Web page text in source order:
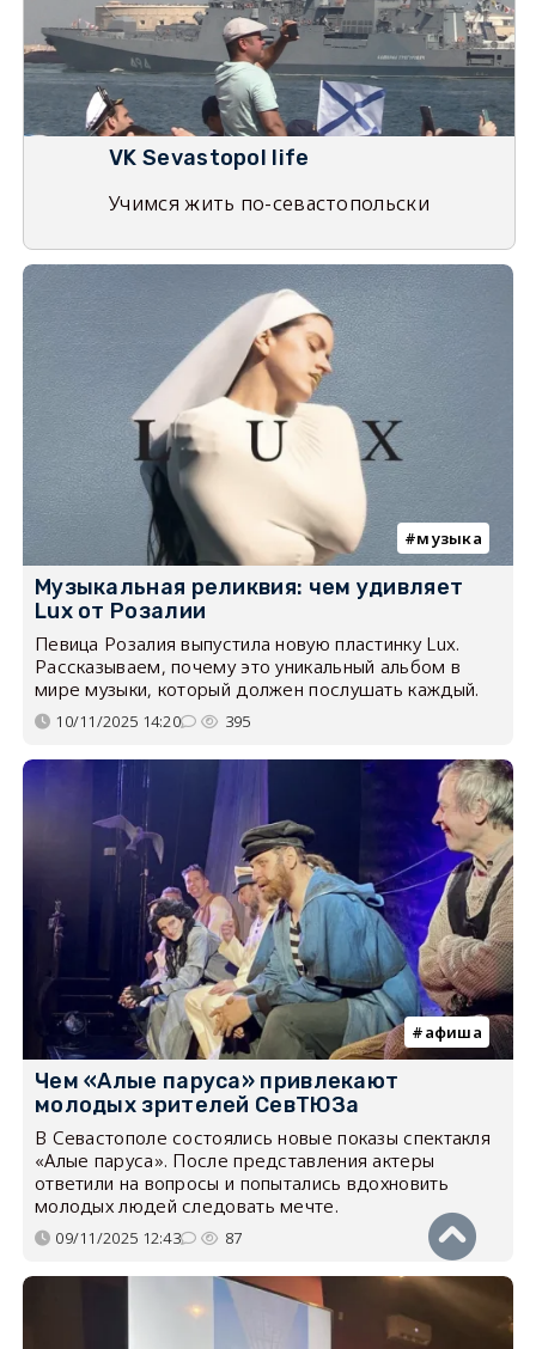
VK Sevastopol life
Учимся жить по-севастопольски
музыка
Музыкальная реликвия: чем удивляет
Lux от Розалии
Певица Розалия выпустила новую пластинку Lux.
Рассказываем, почему это уникальный альбом в
мире музыки, который должен послушать каждый.
10/11/2025 14:20 395
афиша
Чем «Алые паруса» привлекают
молодых зрителей СевТЮЗа
В Севастополе состоялись новые показы спектакля
«Алые паруса». После представления актеры
ответили на вопросы и попытались вдохновить
молодых людей следовать мечте.
09/11/2025 12:43 87